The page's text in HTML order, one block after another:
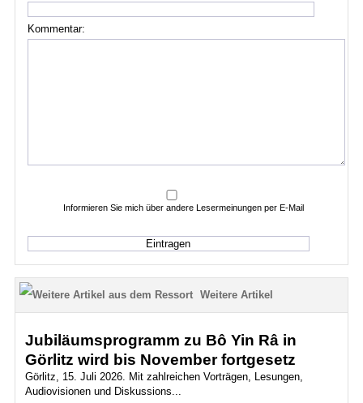
Kommentar:
Informieren Sie mich über andere Lesermeinungen per E-Mail
Weitere Artikel
Jubiläumsprogramm zu Bô Yin Râ in
Görlitz wird bis November fortgesetz
Görlitz, 15. Juli 2026. Mit zahlreichen Vorträgen, Lesungen,
Audiovisionen und Diskussions...